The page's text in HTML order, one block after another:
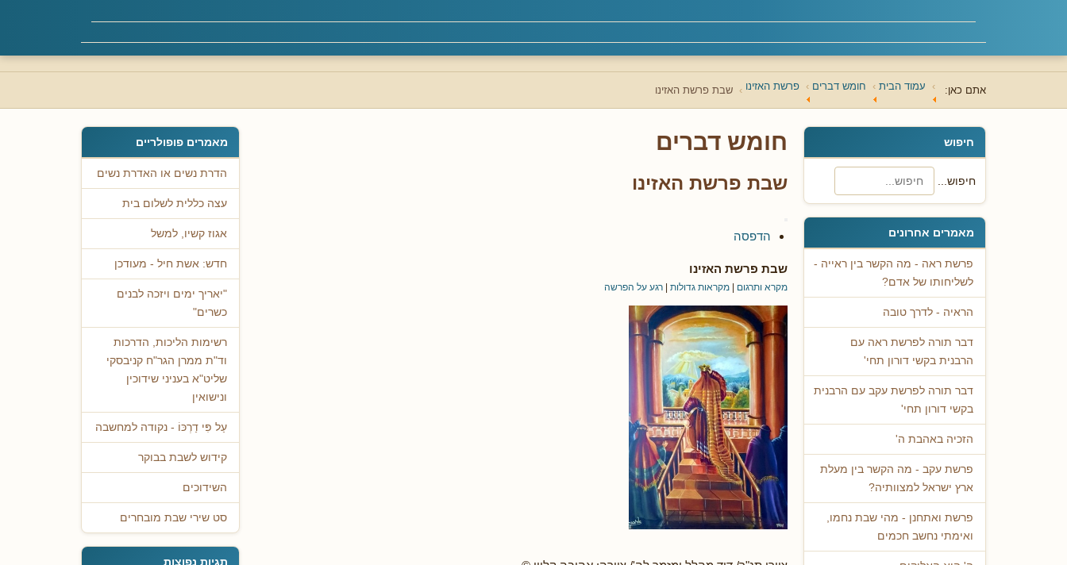
אתם כאן: עמוד הבית חומש דברים פרשת האזינו שבת פרשת האזינו
חיפוש
חיפוש...
מאמרים אחרונים
פרשת ראה - מה הקשר בין ראייה -
לשליחותו של אדם?
הראיה - לדרך טובה
דבר תורה לפרשת ראה עם
הרבנית בקשי דורון תחי'
דבר תורה לפרשת עקב עם הרבנית
בקשי דורון תחי'
הזכיה באהבת ה'
פרשת עקב - מה הקשר בין מעלת
ארץ ישראל למצוותיה?
פרשת ואתחנן - מהי שבת נחמו,
ואימתי נחשב חכמים
חומש דברים
שבת פרשת האזינו
הדפסה
שבת פרשת האזינו
מקרא ותרגום מקראות גדולות רגע על הפרשה
מאמרים פופולריים
הדרת נשים או האדרת נשים
עצה כללית לשלום בית
אגוז קשיו, למשל
חדש: אשת חיל - מעודכן
"יאריך ימים ויזכה לבנים
כשרים"
רשימות הליכות, הדרכות
וד"ת ממרן הגר"ח קניבסקי
שליט"א בעניני שידוכין
ונישואין
עַל פִּי דַרְכּוֹ - נקודה למחשבה
קידוש לשבת בבוקר
השידוכים
סט שירי שבת מובחרים
תגיות נפוצות